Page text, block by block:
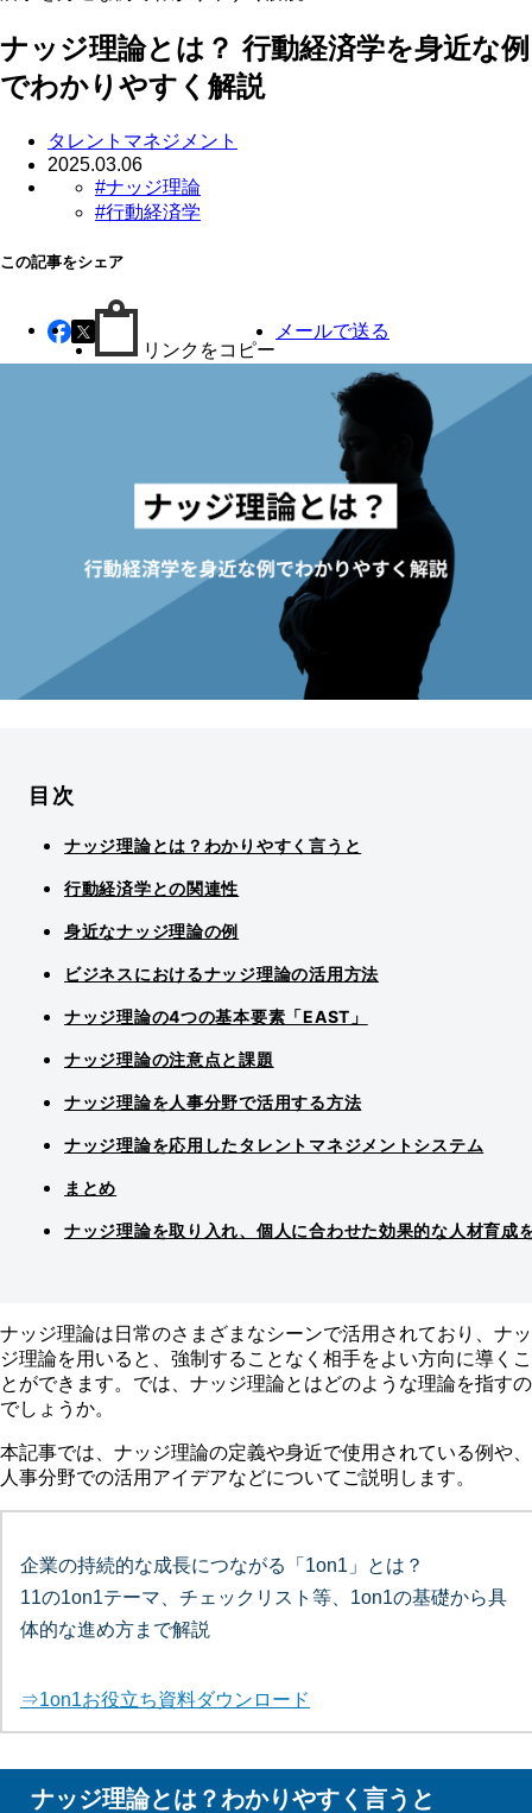
ナッジ理論とは？ 行動経済学を身近な例
でわかりやすく解説
タレントマネジメント
2025.03.06
#ナッジ理論
#行動経済学
この記事をシェア
リンクをコピー
メールで送る
目次
ナッジ理論とは？わかりやすく言うと
行動経済学との関連性
身近なナッジ理論の例
ビジネスにおけるナッジ理論の活用方法
ナッジ理論の4つの基本要素「EAST」
ナッジ理論の注意点と課題
ナッジ理論を人事分野で活用する方法
ナッジ理論を応用したタレントマネジメントシステム
まとめ
ナッジ理論を取り入れ、個人に合わせた効果的な人材育成
ナッジ理論は日常のさまざまなシーンで活用されており、ナッ
ジ理論を用いると、強制することなく相手をよい方向に導くこ
とができます。では、ナッジ理論とはどのような理論を指すの
でしょうか。
本記事では、ナッジ理論の定義や身近で使用されている例や、
人事分野での活用アイデアなどについてご説明します。
企業の持続的な成長につながる「1on1」とは？
11の1on1テーマ、チェックリスト等、1on1の基礎から具
体的な進め方まで解説
⇒1on1お役立ち資料ダウンロード
ナッジ理論とは？わかりやすく言うと